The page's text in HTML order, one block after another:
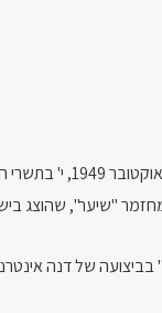
"שיער", שהוצג
שזכה בתחרות האירוויזיון 1998. כזמר, התמודד